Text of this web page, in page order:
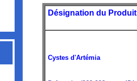
Désignation du Produit
Cystes d'Artémia